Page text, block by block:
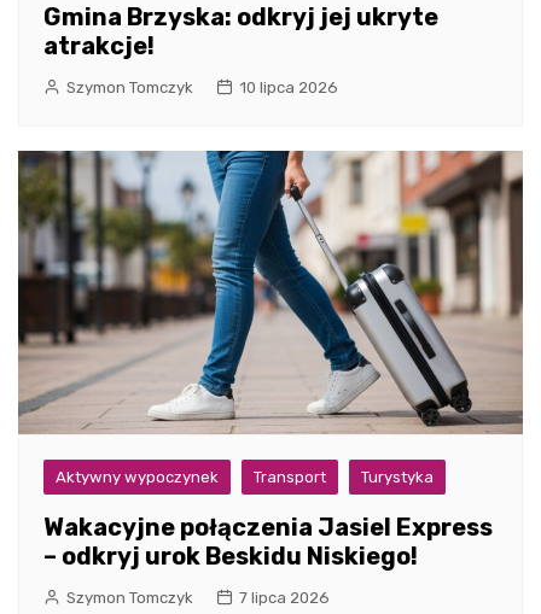
Gmina Brzyska: odkryj jej ukryte
atrakcje!
Szymon Tomczyk 10 lipca 2026
Aktywny wypoczynek Transport Turystyka
Wakacyjne połączenia Jasiel Express
– odkryj urok Beskidu Niskiego!
Szymon Tomczyk 7 lipca 2026